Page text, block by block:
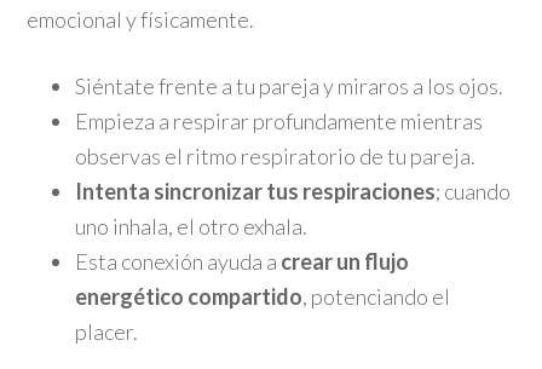
emocional y físicamente.
Siéntate frente a tu pareja y miraros a los ojos.
Empieza a respirar profundamente mientras
observas el ritmo respiratorio de tu pareja.
Intenta sincronizar tus respiraciones; cuando
uno inhala, el otro exhala.
Esta conexión ayuda a crear un flujo
energético compartido, potenciando el
placer.